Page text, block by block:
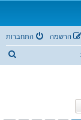
התחברות הרשמה
ח